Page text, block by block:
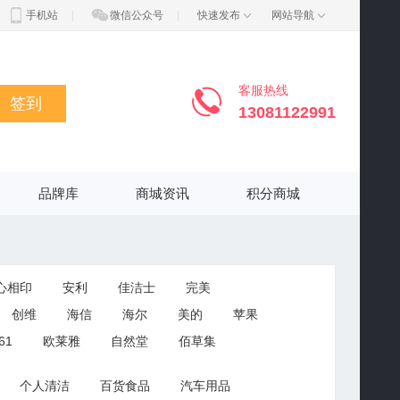
手机站 微信公众号 快速发布 网站导航
签到
客服热线
13081122991
品牌库 商城资讯 积分商城
相印 安利 佳洁士
完美
创维
海信 海尔 美的
苹果
欧莱雅 自然堂
佰草集
宝马
荣威 东风标致 雪佛兰
个人清洁 百货食品 汽车用品